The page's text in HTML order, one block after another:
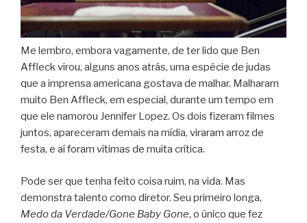
Me lembro, embora vagamente, de ter lido que Ben
Affleck virou, alguns anos atrás, uma espécie de judas
que a imprensa americana gostava de malhar. Malharam
muito Ben Affleck, em especial, durante um tempo em
que ele namorou Jennifer Lopez. Os dois fizeram filmes
juntos, apareceram demais na mídia, viraram arroz de
festa, e aí foram vítimas de muita crítica.
Pode ser que tenha feito coisa ruim, na vida. Mas
demonstra talento como diretor. Seu primeiro longa,
Medo da Verdade/Gone Baby Gone, o único que fez